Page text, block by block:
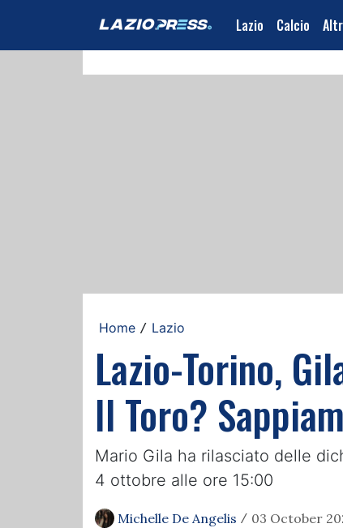
Lazio Calcio
Home / Lazio
Lazio-Torino,
Il Toro?
Mario Gila ha rilasciato delle
4 ottobre alle ore 15:00
Michelle De Angelis / 03 October